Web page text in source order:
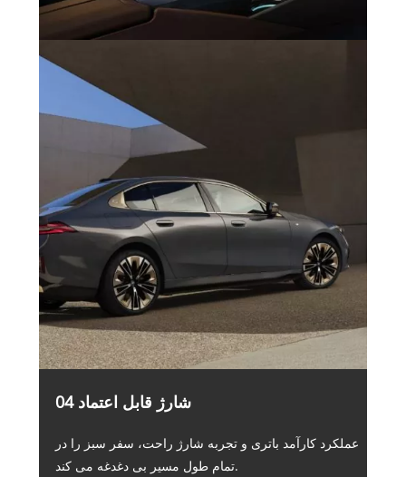
04 شارژ قابل اعتماد
عملکرد کارآمد باتری و تجربه شارژ راحت، سفر سبز را در
تمام طول مسیر بی دغدغه می کند.